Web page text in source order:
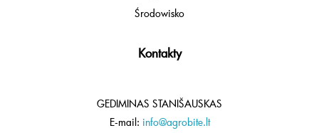
Środowisko
Kontakty
GEDIMINAS STANIŠAUSKAS
E-mail: info@agrobite.lt